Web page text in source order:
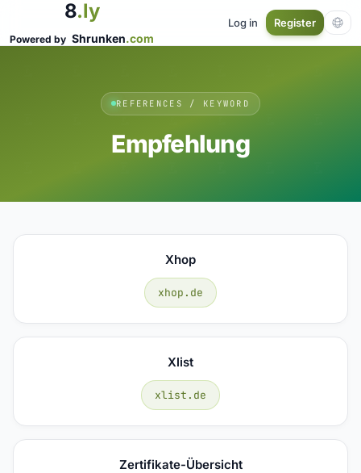
8.ly
Powered by Shrunken.com
Log in Register
REFERENCES / KEYWORD
Empfehlung
Xhop
xhop.de
Xlist
xlist.de
Zertifikate-Übersicht